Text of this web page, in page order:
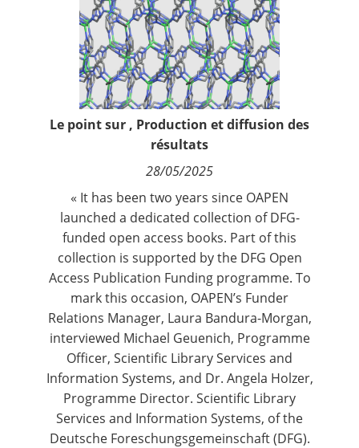
Nous suivre
Le point sur , Production et diffusion des
résultats
28/05/2025
« It has been two years since OAPEN
launched a dedicated collection of DFG-
funded open access books. Part of this
collection is supported by theDFG Open
Access Publication Funding programme. To
mark this occasion, OAPEN’s Funder
Relations Manager, Laura Bandura-Morgan,
interviewed Michael Geuenich, Programme
Officer, Scientific Library Services and
Information Systems, and Dr. Angela Holzer,
Programme Director. Scientific Library
Services and Information Systems, of the
Deutsche Foreschungsgemeinschaft (DFG).